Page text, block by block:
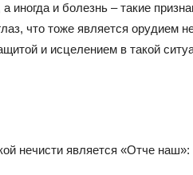
иногда и болезнь – такие
что тоже является орудием
и исцелением в такой
нечисти является «Отче наш»: